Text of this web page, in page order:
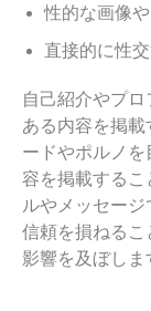
性的な画像
直接的に性
自己紹介やプ
ある内容を掲
ードやポルノ
容を掲載するこ
ルやメッセー
信頼を損ねるこ
影響を及ぼしま